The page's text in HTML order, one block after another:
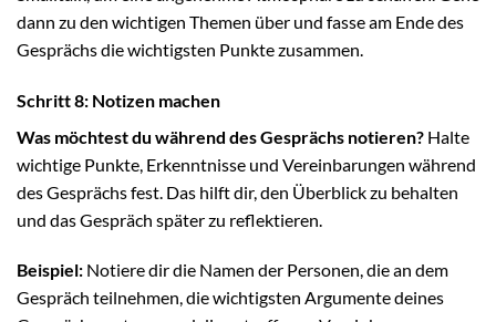
dann zu den wichtigen Themen über und fasse am Ende des
Gesprächs die wichtigsten Punkte zusammen.
Schritt 8: Notizen machen
Was möchtest du während des Gesprächs notieren? Halte
wichtige Punkte, Erkenntnisse und Vereinbarungen während
des Gesprächs fest. Das hilft dir, den Überblick zu behalten
und das Gespräch später zu reflektieren.
Beispiel: Notiere dir die Namen der Personen, die an dem
Gespräch teilnehmen, die wichtigsten Argumente deines